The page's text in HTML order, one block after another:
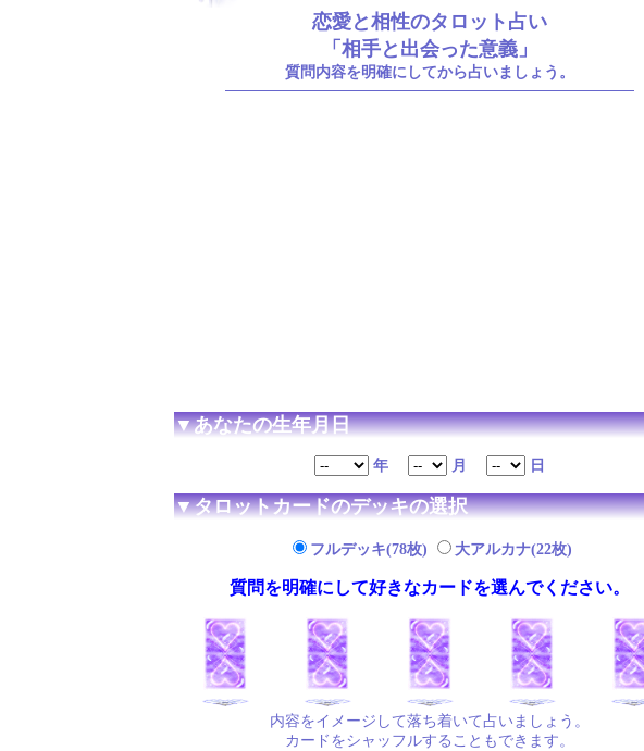
恋愛と相性のタロット占い
「相手と出会った意義」
質問内容を明確にしてから占いましょう。
▼あなたの生年月日
年 月 日
▼タロットカードのデッキの選択
フルデッキ(78枚) 大アルカナ(22枚)
質問を明確にして好きなカードを選んでください。
内容をイメージして落ち着いて占いましょう。
カードをシャッフルすることもできます。